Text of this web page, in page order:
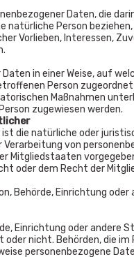
Daten, die
Person
Vorlieben, Interessen,
in einer Weise, auf
Person
Maßnahmen
zugewiesen werden.
die natürliche oder
von
Mitgliedstaaten
oder dem Recht der
Behörde, Einrichtung
Einrichtung oder andere
oder nicht. Behörden, die
personenbezogene